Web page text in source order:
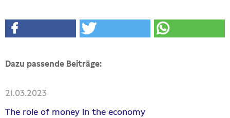
Dazu passende Beiträge:
21.03.2023
The role of money in the economy